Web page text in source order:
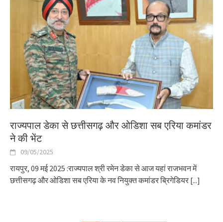
राज्यपाल डेका से छत्तीसगढ़ और ओडिशा सब एरिया कमांडर
ने की भेंट
09/05/2025
रायपुर, 09 मई 2025 :राज्यपाल श्री रमेन डेका से आज यहां राजभवन में
छत्तीसगढ़ और ओडिशा सब एरिया के नव नियुक्त कमांडर ब्रिगेडियर [...]